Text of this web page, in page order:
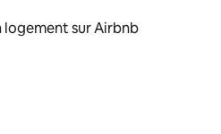
sur Airbnb